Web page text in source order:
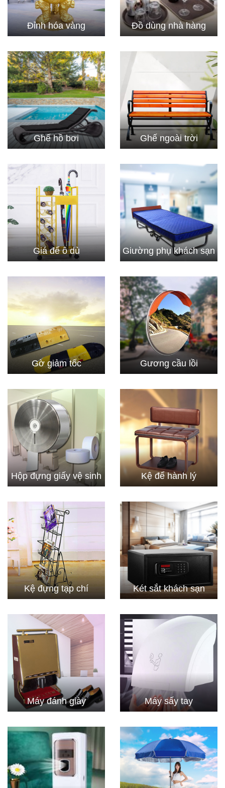
Đỉnh hóa vàng Đồ dùng nhà hàng
Ghế hồ bơi Ghế ngoài trời
Giá để ô dù Giường phụ khách sạn
Gờ giảm tốc Gương cầu lồi
Hộp đựng giấy vệ sinh Kệ để hành lý
Kệ đựng tạp chí Két sắt khách sạn
Máy đánh giày Máy sấy tay